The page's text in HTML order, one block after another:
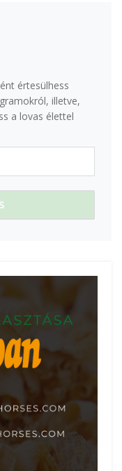
értesülhess
illetve,
a lovas élettel